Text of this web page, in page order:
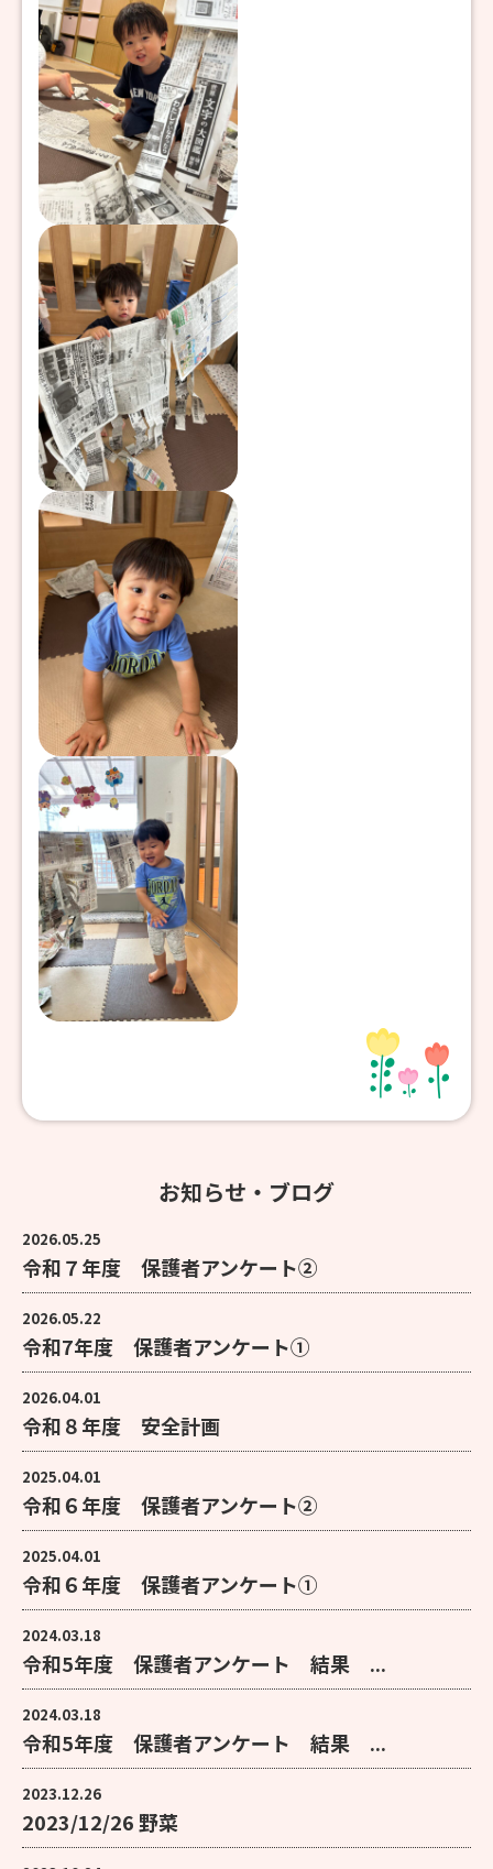
お知らせ・ブログ
2026.05.25
令和７年度 保護者アンケート②
2026.05.22
令和7年度 保護者アンケート①
2026.04.01
令和８年度 安全計画
2025.04.01
令和６年度 保護者アンケート②
2025.04.01
令和６年度 保護者アンケート①
2024.03.18
令和5年度 保護者アンケート 結果 ...
2024.03.18
令和5年度 保護者アンケート 結果 ...
2023.12.26
2023/12/26 野菜